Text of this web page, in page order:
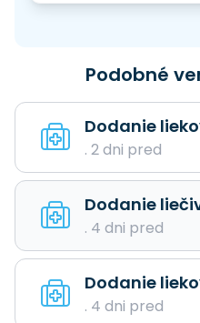
Podobné
Dodanie
. 2 dni pred
Dodanie
. 4 dni pred
Dodanie
. 4 dni pred